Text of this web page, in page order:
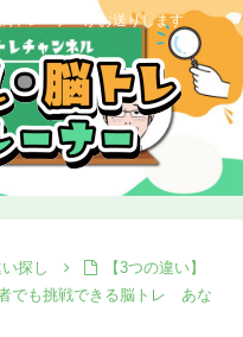
トレーナーがお送りします
探し
【3つの違い】
でも挑戦できる脳トレ あな